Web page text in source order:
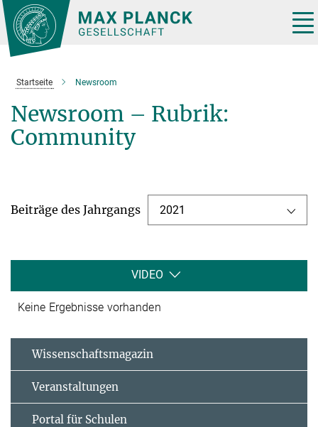
Hauptinhalt
Startseite Newsroom
Newsroom – Rubrik:
Community
Beiträge des Jahrgangs 2021
VIDEO
Keine Ergebnisse vorhanden
Wissenschaftsmagazin
Veranstaltungen
Portal für Schulen